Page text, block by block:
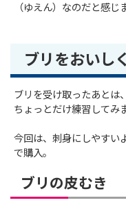
（ゆえん）なのだと感じ
ブリをおいし
ブリを受け取ったあとは
ちょっとだけ練習してみ
今回は、刺身にしやすい
で購入。
ブリの皮むき